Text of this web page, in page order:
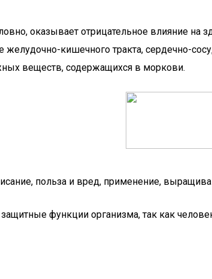
оказывает отрицательное влияние
кишечного тракта, сердечно-
веществ, содержащихся в моркови.
польза и вред, применение,
функции организма, так как